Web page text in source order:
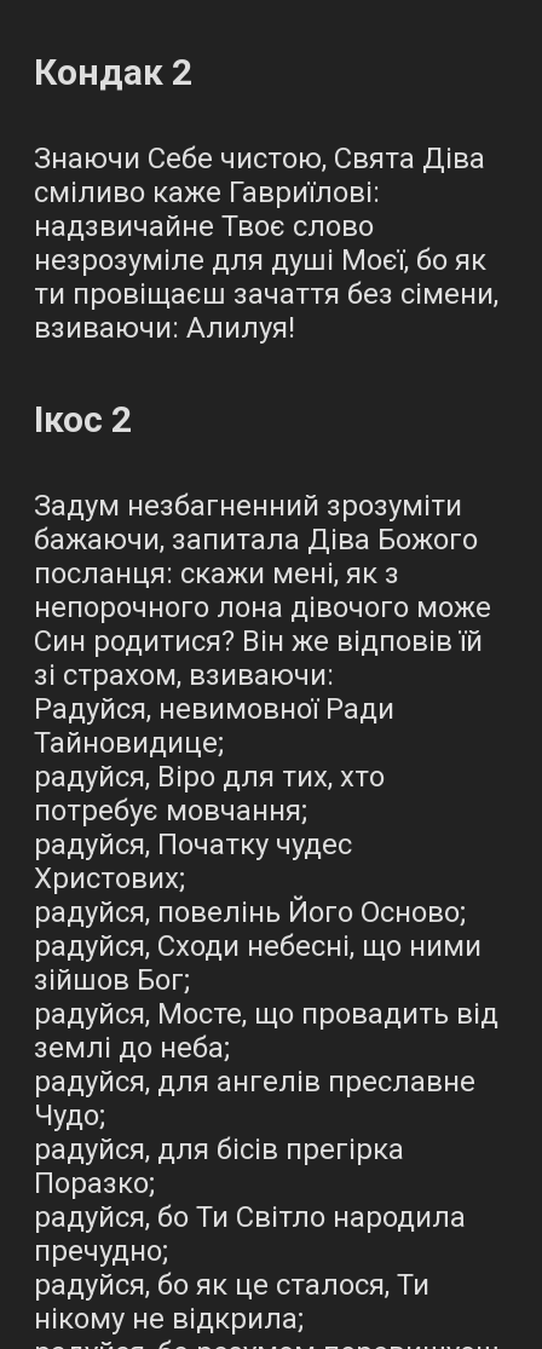
Кондак 2
Знаючи Себе чистою, Свята Діва
сміливо каже Гавриїлові:
надзвичайне Твоє слово
незрозуміле для душі Моєї, бо як
ти провіщаєш зачаття без сімени,
взиваючи: Алилуя!
Ікос 2
Задум незбагненний зрозуміти
бажаючи, запитала Діва Божого
посланця: скажи мені, як з
непорочного лона дівочого може
Син родитися? Він же відповів їй
зі страхом, взиваючи:
Радуйся, невимовної Ради
Тайновидице;
радуйся, Віро для тих, хто
потребує мовчання;
радуйся, Початку чудес
Христових;
радуйся, повелінь Його Осново;
радуйся, Сходи небесні, що ними
зійшов Бог;
радуйся, Мосте, що провадить від
землі до неба;
радуйся, для ангелів преславне
Чудо;
радуйся, для бісів прегірка
Поразко;
радуйся, бо Ти Світло народила
пречудно;
радуйся, бо як це сталося, Ти
нікому не відкрила;